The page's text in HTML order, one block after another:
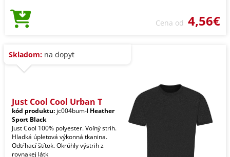
Cena od 4,56€
Skladom: na dopyt
Just Cool Cool Urban T
kód produktu: jc004bum-l Heather
Sport Black
Just Cool 100% polyester. Voľný strih.
Hladká úpletová výkonná tkanina.
Odtŕhací štítok. Okrúhly výstrih z
rovnakej látk